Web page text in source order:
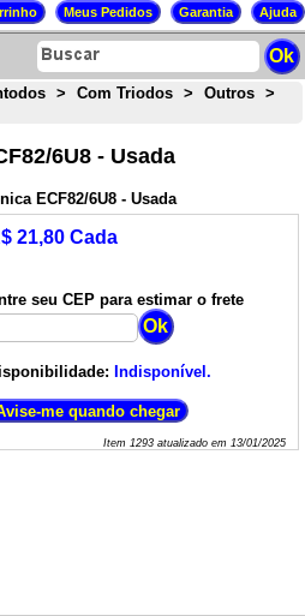
> Com Triodos > Outros
>
6U8 - Usada
ECF82/6U8 - Usada
21,80 Cada
seu CEP para estimar o frete
Indisponível.
Item 1293atualizado em 13/01/2025